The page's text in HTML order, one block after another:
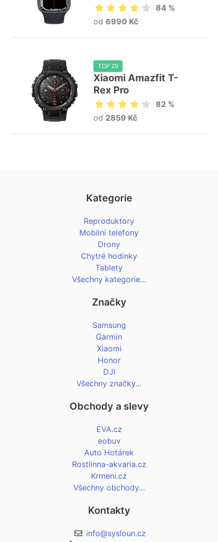
84 %
od 6990 Kč
TOP 29
Xiaomi Amazfit T-
Rex Pro
82 %
od 2859 Kč
Kategorie
Reproduktory
Mobilní telefony
Drony
Chytré hodinky
Tablety
Všechny kategorie…
Značky
Samsung
Garmin
Xiaomi
Honor
DJI
Všechny značky…
Obchody a slevy
EVA.cz
eobuv
Auto Hotárek
Rostlinna-akvaria.cz
Krmeni.cz
Všechny obchody…
Kontakty
info@sysloun.cz